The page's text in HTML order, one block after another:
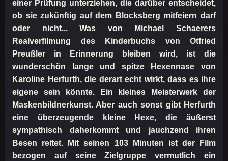
einer Prüfung unterziehen, die darüber entscheidet,
ob sie zukünftig auf dem Blocksberg mitfeiern darf
oder nicht... Was von Michael Schaerers
Realverfilmung des Kinderbuchs von Otfried
Preußler in Erinnerung bleiben wird, ist die
wunderschön lange und spitze Hexennase von
Karoline Herfurth, die derart echt wirkt, dass es ihre
eigene sein könnte. Ein kleines Meisterwerk der
Maskenbildnerkunst. Aber auch sonst gibt Herfurth
eine überzeugende kleine Hexe, die äußerst
sympathisch daherkommt und jauchzend ihren
Besen reitet. Mit seinen 103 Minuten ist der Film
bezogen auf seine Zielgruppe vermutlich ein